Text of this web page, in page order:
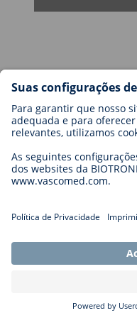
Blog
Contato
Cookie Settings
Legal Disclaimer
Copyright © 2026